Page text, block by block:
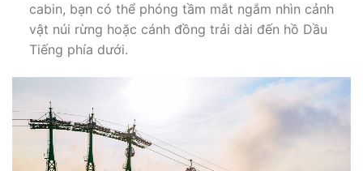
cabin, bạn có thể phóng tầm mắt ngắm nhìn cảnh
vật núi rừng hoặc cánh đồng trải dài đến hồ Dầu
Tiếng phía dưới.